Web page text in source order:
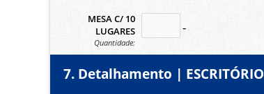
MESA C/ 10
LUGARES
Quantidade:
7. Detalhamento | ESCRITÓRIO